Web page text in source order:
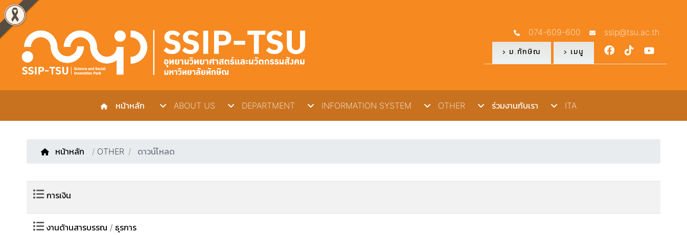
074-609-600 ssip@tsu.ac.th
ม.ทักษิณ เมนู
หน้าหลัก ABOUT US DEPARTMENT INFORMATION SYSTEM OTHER ร่วมงานกับเรา ITA
หน้าหลัก / OTHER ดาวน์โหลด
การเงิน
งานด้านสารบรรณ / ธุรการ